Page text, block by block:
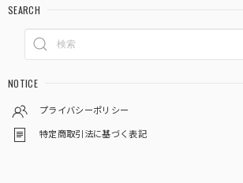
SEARCH
NOTICE
プライバシーポリシー
特定商取引法に基づく表記